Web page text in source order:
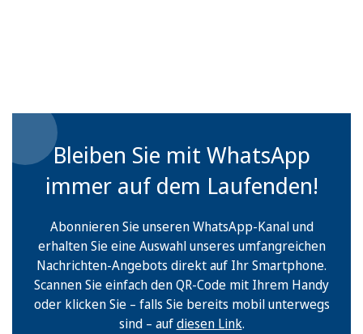
Bleiben Sie mit WhatsApp
immer auf dem Laufenden!
Abonnieren Sie unseren WhatsApp-Kanal und
erhalten Sie eine Auswahl unseres umfangreichen
Nachrichten-Angebots direkt auf Ihr Smartphone.
Scannen Sie einfach den QR-Code mit Ihrem Handy
oder klicken Sie – falls Sie bereits mobil unterwegs
sind – aufdiesen Link.